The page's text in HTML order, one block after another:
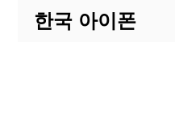
한국 아이폰